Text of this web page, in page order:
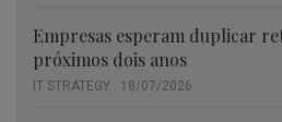
Empresas esperam duplicar
próximos dois anos
IT STRATEGY . 18/07/2026